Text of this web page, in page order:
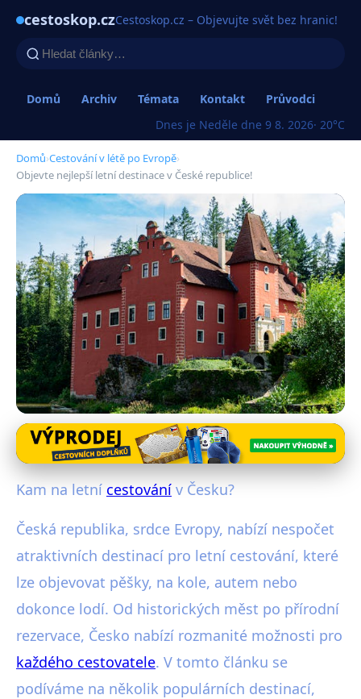
cestoskop.czCestoskop.cz – Objevujte svět bez hranic!
Domů Archiv Témata Kontakt
Průvodci
Dnes je Neděle dne 9 8. 2026· 20°C
Domů›Cestování v létě po Evropě›
Objevte nejlepší letní destinace v České republice!
Cestování v létě po Evropě
Objevte nejlepší letní destinace v
· 4 min čtení · Autor: Klára Němcová
Kam na letní cestování v Česku?
Česká republika, srdce Evropy, nabízí nespočet
atraktivních destinací pro letní cestování, které
lze objevovat pěšky, na kole, autem nebo
dokonce lodí. Od historických měst po přírodní
rezervace, Česko nabízí rozmanité možnosti pro
každého cestovatele. V tomto článku se
podíváme na několik populárních destinací,